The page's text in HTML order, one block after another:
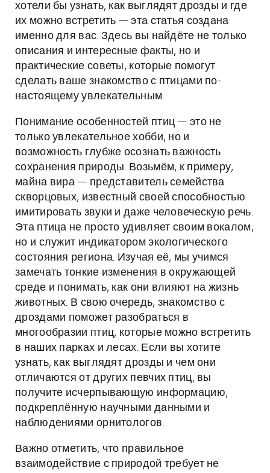
хотели бы узнать, как выглядят дрозды и где
их можно встретить — эта статья создана
именно для вас. Здесь вы найдёте не только
описания и интересные факты, но и
практические советы, которые помогут
сделать ваше знакомство с птицами по-
настоящему увлекательным.
Понимание особенностей птиц — это не
только увлекательное хобби, но и
возможность глубже осознать важность
сохранения природы. Возьмём, к примеру,
майна вира — представитель семейства
скворцовых, известный своей способностью
имитировать звуки и даже человеческую речь.
Эта птица не просто удивляет своим вокалом,
но и служит индикатором экологического
состояния региона. Изучая её, мы учимся
замечать тонкие изменения в окружающей
среде и понимать, как они влияют на жизнь
животных. В свою очередь, знакомство с
дроздами поможет разобраться в
многообразии птиц, которые можно встретить
в наших парках и лесах. Если вы хотите
узнать, как выглядят дрозды и чем они
отличаются от других певчих птиц, вы
получите исчерпывающую информацию,
подкреплённую научными данными и
наблюдениями орнитологов.
Важно отметить, что правильное
взаимодействие с природой требует не